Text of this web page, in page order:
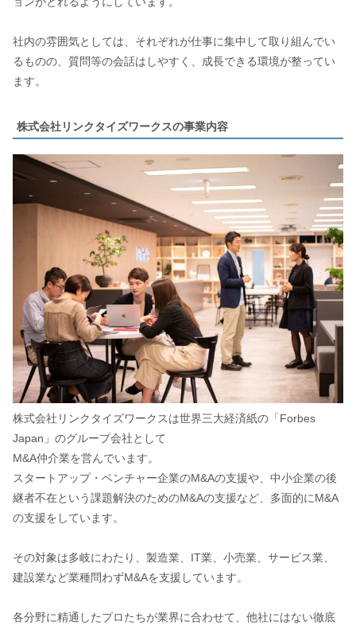
社内の雰囲気としては、それぞれが仕事に集中して取り組んでい
るものの、質問等の会話はしやすく、成長できる環境が整ってい
ます。
株式会社リンクタイズワークスの事業内容
株式会社リンクタイズワークスは世界三大経済紙の「Forbes
Japan」のグループ会社として
M&A仲介業を営んでいます。
スタートアップ・ベンチャー企業のM&Aの支援や、中小企業の後
継者不在という課題解決のためのM&Aの支援など、多面的にM&A
の支援をしています。
その対象は多岐にわたり、製造業、IT業、小売業、サービス業、
建設業など業種問わずM&Aを支援しています。
各分野に精通したプロたちが業界に合わせて、他社にはない徹底